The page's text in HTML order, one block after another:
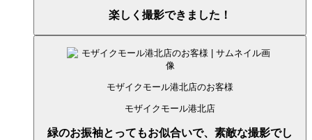
楽しく撮影できました！
モザイクモール港北店のお客様
モザイクモール港北店
緑のお振袖とってもお似合いで、素敵な撮影でし